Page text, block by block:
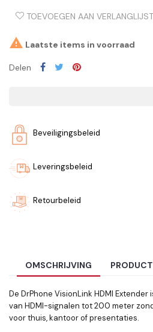
TOEVOEGEN AAN VERLANGLIJST
 Laatste items in voorraad
Delen
Beveiligingsbeleid
Leveringsbeleid
Retourbeleid
OMSCHRIJVING
De DrPhone VisionLink HDMI
van HDMI-signalen tot 200 meter
voor thuis, kantoor of presentaties.